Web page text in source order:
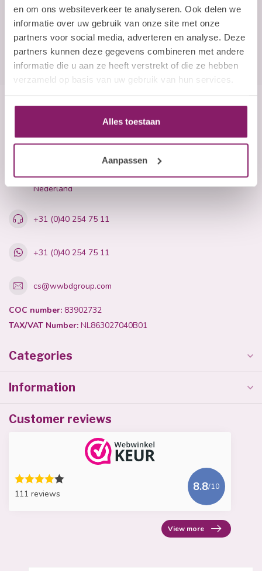
en om ons websiteverkeer te analyseren. Ook delen we
informatie over uw gebruik van onze site met onze
partners voor social media, adverteren en analyse. Deze
partners kunnen deze gegevens combineren met andere
informatie die u aan ze heeft verstrekt of die ze hebben
verzameld op basis van uw gebruik van hun services.
Alles toestaan
Aanpassen
Abonneer
Beauty Company
Nails and More
John F. Kennedylaan 21L
5555 XC Valkenswaard
Nederland
+31 (0)40 254 75 11
+31 (0)40 254 75 11
cs@wwbdgroup.com
COC number: 83902732
TAX/VAT Number: NL863027040B01
Categories
Information
Customer reviews
111 reviews
8.8/10
View more